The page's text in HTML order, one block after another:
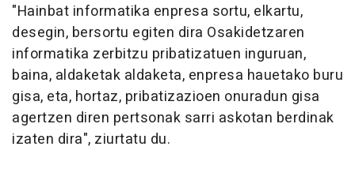
"Hainbat informatika enpresa sortu, elkartu,
desegin, bersortu egiten dira Osakidetzaren
informatika zerbitzu pribatizatuen inguruan,
baina, aldaketak aldaketa, enpresa hauetako buru
gisa, eta, hortaz, pribatizazioen onuradun gisa
agertzen diren pertsonak sarri askotan berdinak
izaten dira", ziurtatu du.